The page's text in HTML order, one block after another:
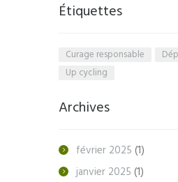
Étiquettes
Curage responsable
Up cycling
Archives
février 2025 (1)
janvier 2025 (1)